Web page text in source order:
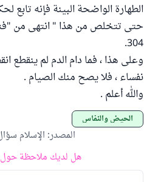
الطهارة الواضحة البينة فإنه تابع
حتى تتخلص من هذا " انتهى من
304.
وعلى هذا ، فما دام الدم لم ينقطع
نفساء ، فلا يصح منك الصيام .
والله أعلم .
الحيض والنفاس
المصدر: الإسلام
هل لديك ملاحظة